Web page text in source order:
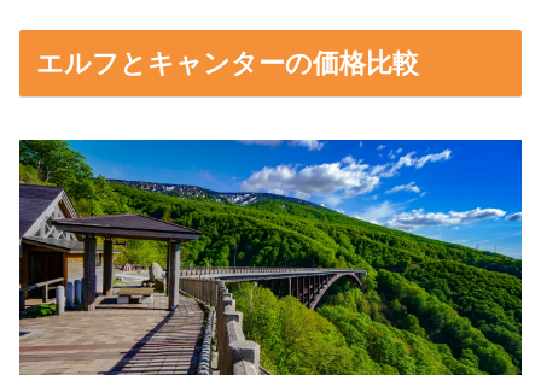
エルフとキャンターの価格比較